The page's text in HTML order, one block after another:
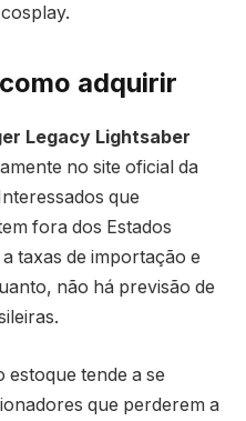
adquirir
Legacy Lightsaber
no site oficial da
que
fora dos Estados
taxas de importação e
não há previsão de
tende a se
que perderem a